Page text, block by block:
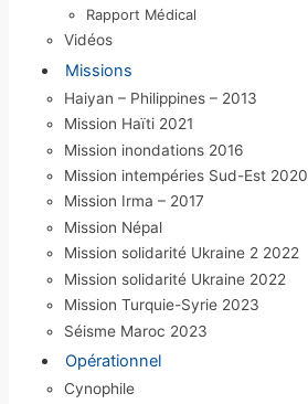
Rapport Médical
Vidéos
Missions
Haiyan – Philippines – 2013
Mission Haïti 2021
Mission inondations 2016
Mission intempéries Sud-Est 2020
Mission Irma – 2017
Mission Népal
Mission solidarité Ukraine 2 2022
Mission solidarité Ukraine 2022
Mission Turquie-Syrie 2023
Séisme Maroc 2023
Opérationnel
Cynophile